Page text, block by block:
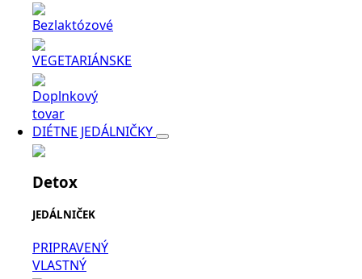
Bezlaktózové
VEGETARIÁNSKE
Doplnkový
tovar
DIÉTNE JEDÁLNIČKY
Detox
JEDÁLNIČEK
PRIPRAVENÝ
VLASTNÝ